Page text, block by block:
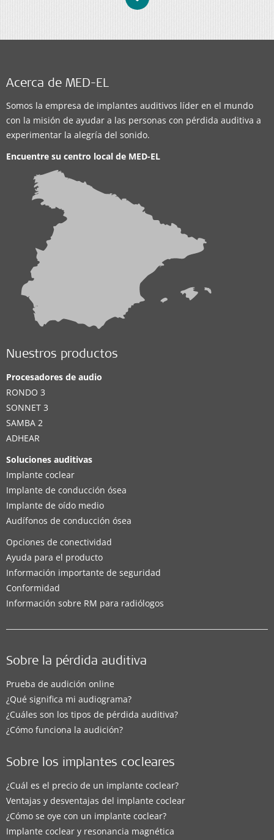
Acerca de MED-EL
Somos la empresa de implantes auditivos líder en el mundo
con la misión de ayudar a las personas con pérdida auditiva a
experimentar la alegría del sonido.
Encuentre su centro local de MED-EL
Nuestros productos
Procesadores de audio
RONDO 3
SONNET 3
SAMBA 2
ADHEAR
Soluciones auditivas
Implante coclear
Implante de conducción ósea
Implante de oído medio
Audífonos de conducción ósea
Opciones de conectividad
Ayuda para el producto
Información importante de seguridad
Conformidad
Información sobre RM para radiólogos
Sobre la pérdida auditiva
Prueba de audición online
¿Qué significa mi audiograma?
¿Cuáles son los tipos de pérdida auditiva?
¿Cómo funciona la audición?
Sobre los implantes cocleares
¿Cuál es el precio de un implante coclear?
Ventajas y desventajas del implante coclear
¿Cómo se oye con un implante coclear?
Implante coclear y resonancia magnética